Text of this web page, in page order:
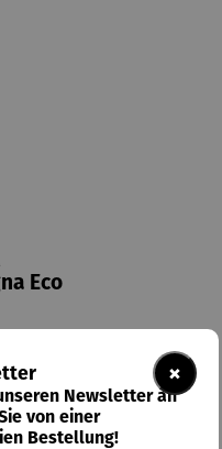
Eco
×
Newsletter an
von einer
Bestellung!